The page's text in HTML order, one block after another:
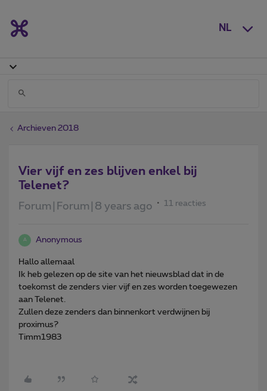
NL
Archieven 2018
Vier vijf en zes blijven enkel bij
Telenet?
Forum|Forum|8 years ago 11 reacties
A Anonymous
Hallo allemaal
Ik heb gelezen op de site van het nieuwsblad dat in de
toekomst de zenders vier vijf en zes worden toegewezen
aan Telenet.
Zullen deze zenders dan binnenkort verdwijnen bij
proximus?
Timm1983